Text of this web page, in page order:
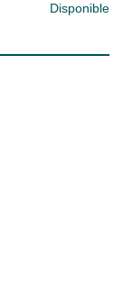
Disponible